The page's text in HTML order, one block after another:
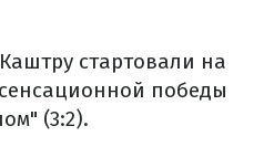
стартовали на
победы
(3:2).